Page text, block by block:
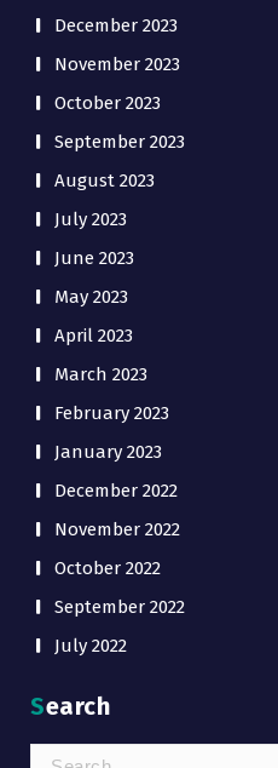
December 2023
November 2023
October 2023
September 2023
August 2023
July 2023
June 2023
May 2023
April 2023
March 2023
February 2023
January 2023
December 2022
November 2022
October 2022
September 2022
July 2022
Search
Search